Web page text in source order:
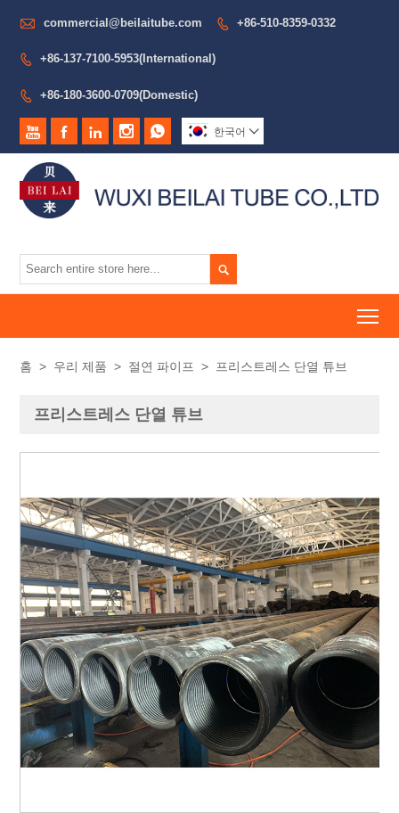
 commercial@beilaitube.com  +86-510-8359-0332
 +86-137-7100-5953(International)
 +86-180-3600-0709(Domestic)
     한국어 

홈 > 우리 제품 > 절연 파이프 > 프리스트레스 단열 튜브
프리스트레스 단열 튜브